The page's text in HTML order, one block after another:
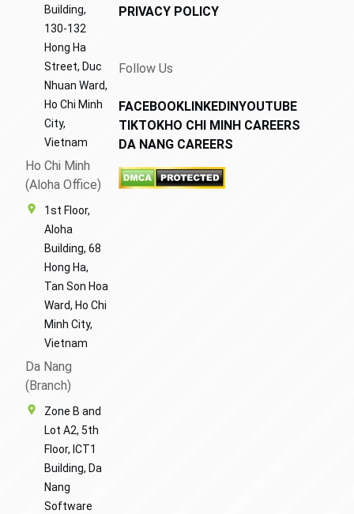
Building,
130-132
Hong Ha
Street, Duc
Nhuan Ward,
Ho Chi Minh
City,
Vietnam
Ho Chi Minh
(Aloha Office)
1st Floor,
Aloha
Building, 68
Hong Ha,
Tan Son Hoa
Ward, Ho Chi
Minh City,
Vietnam
Da Nang
(Branch)
Zone B and
Lot A2, 5th
Floor, ICT1
Building, Da
Nang
Software
PRIVACY POLICY
Follow Us
FACEBOOKLINKEDINYOUTUBE
TIKTOKHO CHI MINH CAREERS
DA NANG CAREERS